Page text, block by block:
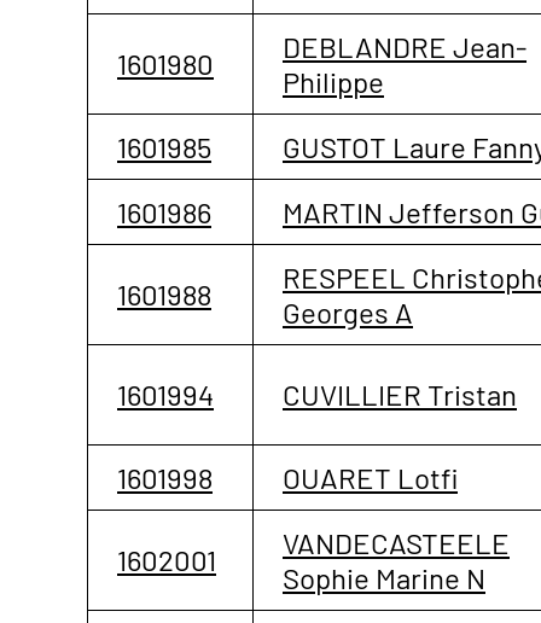
1601980
DEBLANDRE Jean-
Philippe
1601985
GUSTOT Laure
1601986
MARTIN Jefferson
1601988
RESPEEL
Georges A
1601994 CUVILLIER Tristan
1601998 OUARET Lotfi
1602001
VANDECASTEELE
Sophie Marine N